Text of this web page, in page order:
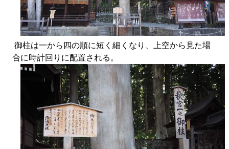
御柱は一から四の順に短く細くなり、上空から見た場
合に時計回りに配置される。